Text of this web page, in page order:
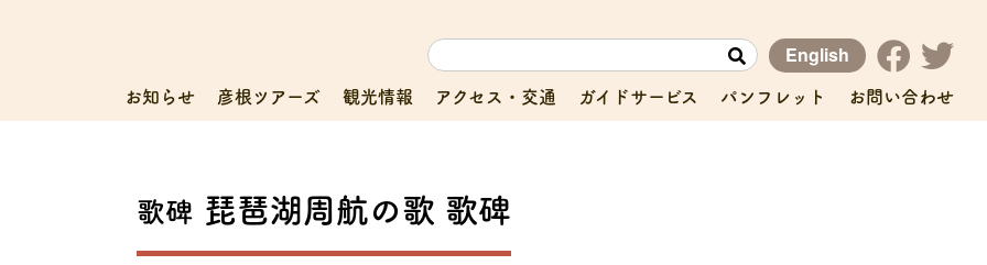
English
お知らせ 彦根ツアーズ 観光情報 アクセス・交通 ガイドサービス パンフレット お問い合わせ
歌碑 琵琶湖周航の歌 歌碑